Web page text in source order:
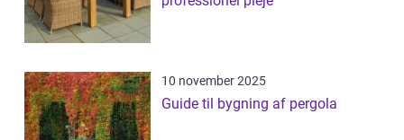
10 november 2025
Guide til bygning af pergola